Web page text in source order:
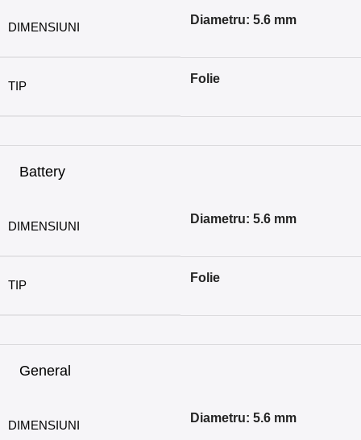
DIMENSIUNI
Diametru: 5.6 mm
TIP
Folie
Battery
DIMENSIUNI
Diametru: 5.6 mm
TIP
Folie
General
DIMENSIUNI
Diametru: 5.6 mm